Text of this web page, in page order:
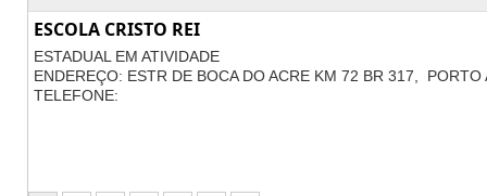
ESCOLA CRISTO REI
ESTADUAL EM ATIVIDADE
ENDEREÇO: ESTR DE BOCA DO ACRE KM 72 BR 317, PORTO
TELEFONE: